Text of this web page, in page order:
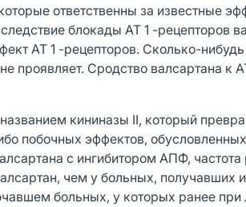
ответственны за известные
блокады AT 1 -рецепторов
AT 1 -рецепторов. Сколько-
проявляет. Сродство валсартана к
кининазы II, который
побочных эффектов,
с ингибитором АПФ,
чем у больных, получавших
больных, у которых ранее